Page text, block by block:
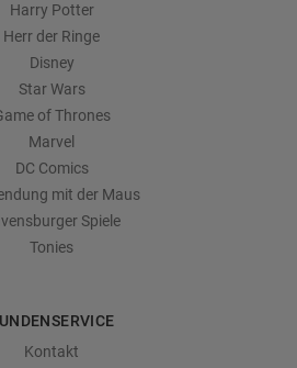
Harry Potter
Herr der Ringe
Disney
Star Wars
of Thrones
Marvel
DC Comics
mit der Maus
Spiele
Tonies
Kontakt